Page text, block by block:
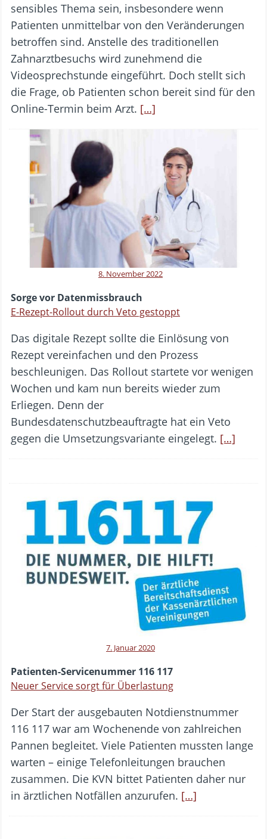
sensibles Thema sein, insbesondere wenn
Patienten unmittelbar von den Veränderungen
betroffen sind. Anstelle des traditionellen
Zahnarztbesuchs wird zunehmend die
Videosprechstunde eingeführt. Doch stellt sich
die Frage, ob Patienten schon bereit sind für den
Online-Termin beim Arzt. […]
8. November 2022
Sorge vor Datenmissbrauch
E-Rezept-Rollout durch Veto gestoppt
Das digitale Rezept sollte die Einlösung von
Rezept vereinfachen und den Prozess
beschleunigen. Das Rollout startete vor wenigen
Wochen und kam nun bereits wieder zum
Erliegen. Denn der
Bundesdatenschutzbeauftragte hat ein Veto
gegen die Umsetzungsvariante eingelegt. […]
7. Januar 2020
Patienten-Servicenummer 116 117
Neuer Service sorgt für Überlastung
Der Start der ausgebauten Notdienstnummer
116 117 war am Wochenende von zahlreichen
Pannen begleitet. Viele Patienten mussten lange
warten – einige Telefonleitungen brauchen
zusammen. Die KVN bittet Patienten daher nur
in ärztlichen Notfällen anzurufen. […]